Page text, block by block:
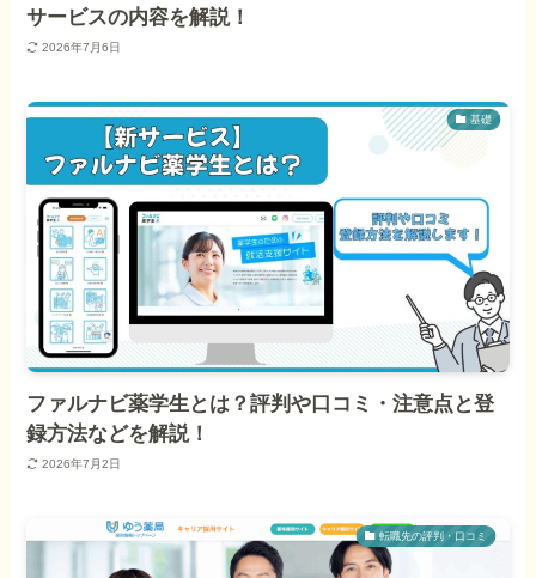
サービスの内容を解説！
2026年7月6日
基礎
ファルナビ薬学生とは？評判や口コミ・注意点と登
録方法などを解説！
2026年7月2日
転職先の評判・口コミ